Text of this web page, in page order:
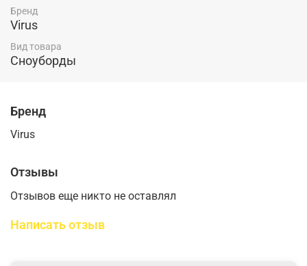
Бренд
Virus
Вид товара
Сноуборды
Бренд
Virus
Отзывы
Отзывов еще никто не оставлял
Написать отзыв